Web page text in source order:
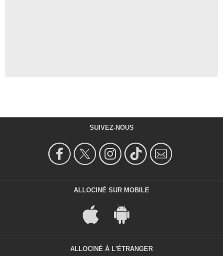
SUIVEZ-NOUS
ALLOCINÉ SUR MOBILE
ALLOCINÉ À L'ÉTRANGER